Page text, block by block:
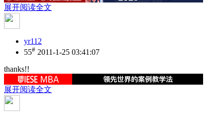
展开阅读全文
yr112
55# 2011-1-25 03:41:07
thanks!!
展开阅读全文